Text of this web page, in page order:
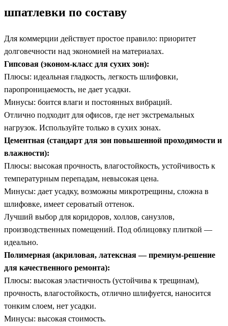
шпатлевки по составу
Для коммерции действует простое правило: приоритет
долговечности над экономией на материалах.
Гипсовая (эконом-класс для сухих зон):
Плюсы: идеальная гладкость, легкость шлифовки,
паропроницаемость, не дает усадки.
Минусы: боится влаги и постоянных вибраций.
Отлично подходит для офисов, где нет экстремальных
нагрузок. Используйте только в сухих зонах.
Цементная (стандарт для зон повышенной проходимости и
влажности):
Плюсы: высокая прочность, влагостойкость, устойчивость к
температурным перепадам, невысокая цена.
Минусы: дает усадку, возможны микротрещины, сложна в
шлифовке, имеет сероватый оттенок.
Лучший выбор для коридоров, холлов, санузлов,
производственных помещений. Под облицовку плиткой —
идеально.
Полимерная (акриловая, латексная — премиум-решение
для качественного ремонта):
Плюсы: высокая эластичность (устойчива к трещинам),
прочность, влагостойкость, отлично шлифуется, наносится
тонким слоем, нет усадки.
Минусы: высокая стоимость.